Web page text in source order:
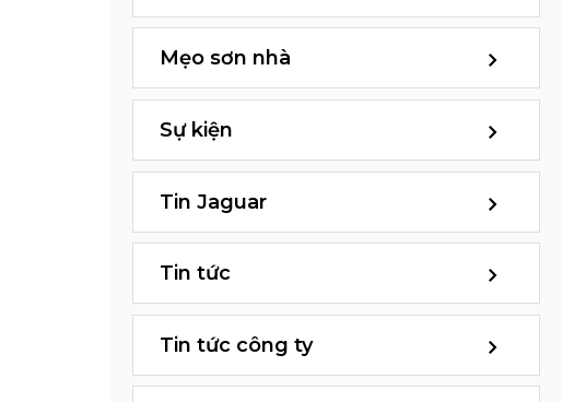
Mẹo sơn nhà
Sự kiện
Tin Jaguar
Tin tức
Tin tức công ty